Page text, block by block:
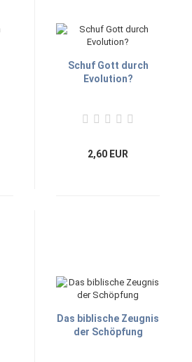
Schuf Gott durch
Evolution?
2,60 EUR
Das biblische Zeugnis
der Schöpfung